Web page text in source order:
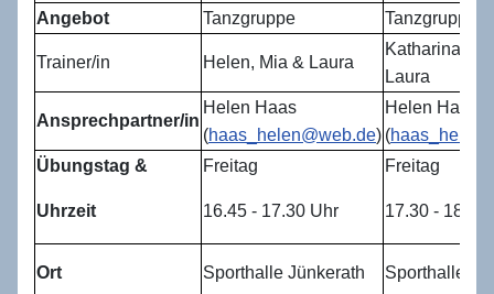
Angebot Tanzgruppe Tanzgruppe
Trainer/in Helen, Mia & Laura
Katharina,
Laura
Ansprechpartner/in
Helen Haas
(haas_helen@web.de)
Helen Haas
(
Übungstag &
Uhrzeit
Freitag
16.45 - 17.30 Uhr
Freitag
17.30 - 18.30
Ort Sporthalle Jünkerath Sporthalle